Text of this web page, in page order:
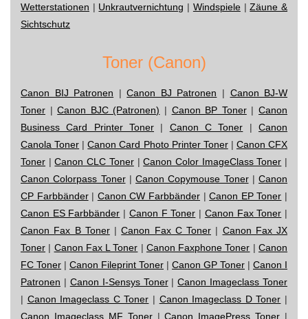
Wetterstationen | Unkrautvernichtung | Windspiele|Zäune &
Sichtschutz
Toner (Canon)
Canon BIJ Patronen |Canon BJ Patronen | Canon BJ-W
Toner |Canon BJC (Patronen) | Canon BP Toner|Canon
Business Card Printer Toner | Canon C Toner |Canon
Canola Toner |Canon Card Photo Printer Toner| Canon CFX
Toner |Canon CLC Toner|Canon Color ImageClass Toner |
Canon Colorpass Toner| Canon Copymouse Toner| Canon
CP Farbbänder| Canon CW Farbbänder |Canon EP Toner |
Canon ES Farbbänder | Canon F Toner | Canon Fax Toner |
Canon Fax B Toner|Canon Fax C Toner | Canon Fax JX
Toner | Canon Fax L Toner | Canon Faxphone Toner |Canon
FC Toner | Canon Fileprint Toner | Canon GP Toner | Canon I
Patronen | Canon I-Sensys Toner|Canon Imageclass Toner
| Canon Imageclass C Toner | Canon Imageclass D Toner |
Canon Imageclass MF Toner|Canon ImagePress Toner |